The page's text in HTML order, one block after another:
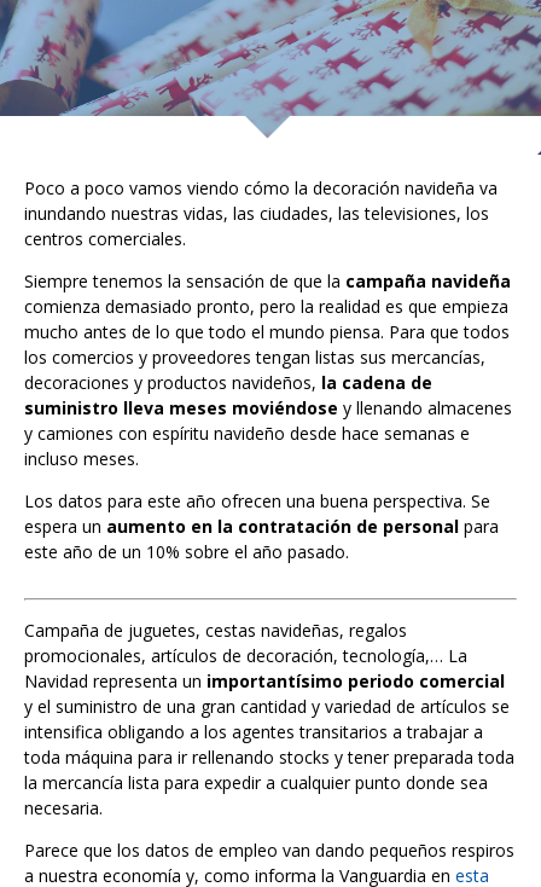
Poco a poco vamos viendo cómo la decoración navideña va
inundando nuestras vidas, las ciudades, las televisiones, los
centros comerciales.
Siempre tenemos la sensación de que la campaña navideña
comienza demasiado pronto, pero la realidad es que empieza
mucho antes de lo que todo el mundo piensa. Para que todos
los comercios y proveedores tengan listas sus mercancías,
decoraciones y productos navideños, la cadena de
suministro lleva meses moviéndose y llenando almacenes
y camiones con espíritu navideño desde hace semanas e
incluso meses.
Los datos para este año ofrecen una buena perspectiva. Se
espera un aumento en la contratación de personal para
este año de un 10% sobre el año pasado.
Campaña de juguetes, cestas navideñas, regalos
promocionales, artículos de decoración, tecnología,… La
Navidad representa un importantísimo periodo comercial
y el suministro de una gran cantidad y variedad de artículos se
intensifica obligando a los agentes transitarios a trabajar a
toda máquina para ir rellenando stocks y tener preparada toda
la mercancía lista para expedir a cualquier punto donde sea
necesaria.
Parece que los datos de empleo van dando pequeños respiros
a nuestra economía y, como informa la Vanguardia en esta